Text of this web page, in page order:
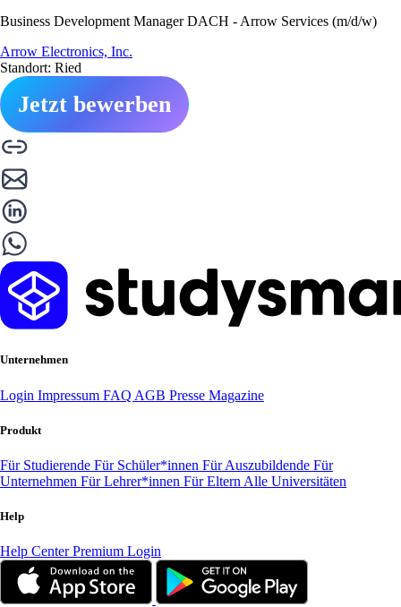
Business Development Manager DACH - Arrow Services (m/d/w)
Arrow Electronics, Inc.
Standort: Ried
Jetzt bewerben
Unternehmen
Login Impressum FAQ AGB Presse Magazine
Produkt
Für Studierende Für Schüler*innen Für Auszubildende Für
Unternehmen Für Lehrer*innen Für Eltern Alle Universitäten
Help
Help CenterPremium Login